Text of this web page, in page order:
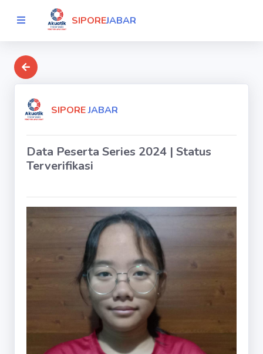
SIPOREJABAR
SIPOREJABAR
Data Peserta Series 2024 | Status
Terverifikasi